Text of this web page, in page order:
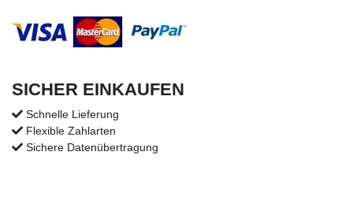
SICHER EINKAUFEN
Schnelle Lieferung
Flexible Zahlarten
Sichere Datenübertragung